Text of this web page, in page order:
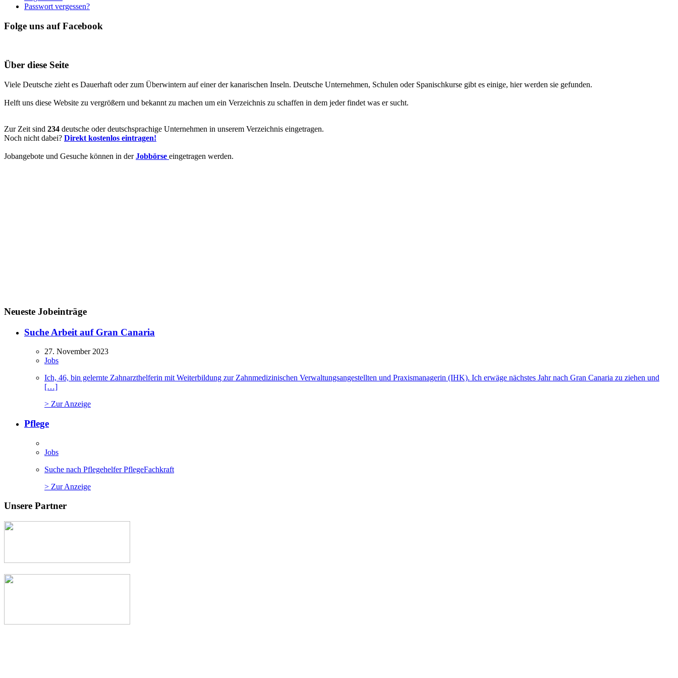
Passwort vergessen?
Folge uns auf Facebook
Über diese Seite
Viele Deutsche zieht es Dauerhaft oder zum Überwintern auf einer der kanarischen Inseln. Deutsche Unternehmen, Schulen oder Spanischkurse gibt es einige, hier werden sie gefunden.
Helft uns diese Website zu vergrößern und bekannt zu machen um ein Verzeichnis zu schaffen in dem jeder findet was er sucht.
Zur Zeit sind 234 deutsche oder deutschsprachige Unternehmen in unserem Verzeichnis eingetragen.
Noch nicht dabei? Direkt kostenlos eintragen!
Jobangebote und Gesuche können in derJobbörse eingetragen werden.
Neueste Jobeinträge
Suche Arbeit auf Gran Canaria
27. November 2023
Jobs
Ich, 46, bin gelernte Zahnarzthelferin mit Weiterbildung zur Zahnmedizinischen Verwaltungsangestellten und Praxismanagerin (IHK). Ich erwäge nächstes Jahr nach Gran Canaria zu ziehen und
[…]
> Zur Anzeige
Pflege
Jobs
Suche nach Pflegehelfer PflegeFachkraft
> Zur Anzeige
Unsere Partner